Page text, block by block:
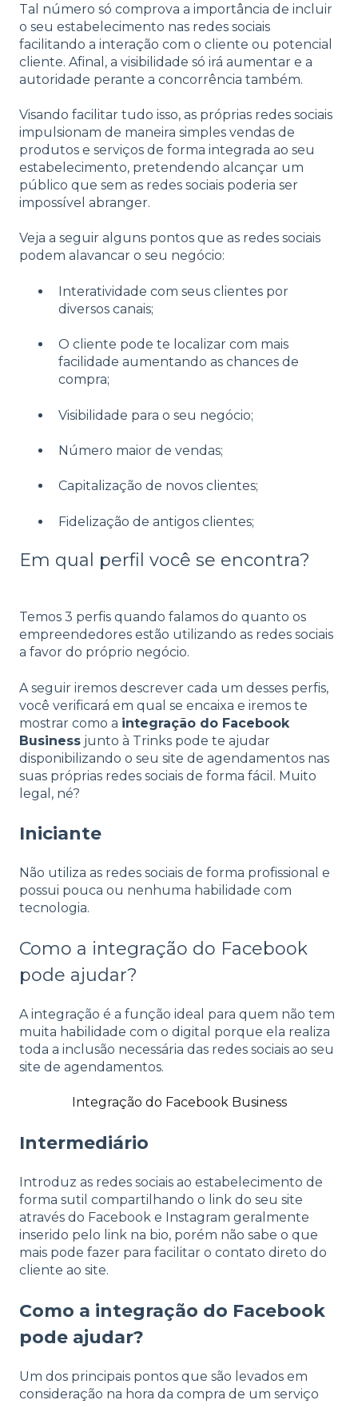
Tal número só comprova a importância de incluir
o seu estabelecimento nas redes sociais
facilitando a interação com o cliente ou potencial
cliente. Afinal, a visibilidade só irá aumentar e a
autoridade perante a concorrência também.
Visando facilitar tudo isso, as próprias redes sociais
impulsionam de maneira simples vendas de
produtos e serviços de forma integrada ao seu
estabelecimento, pretendendo alcançar um
público que sem as redes sociais poderia ser
impossível abranger.
Veja a seguir alguns pontos que as redes sociais
podem alavancar o seu negócio:
Interatividade com seus clientes por
diversos canais;
O cliente pode te localizar com mais
facilidade aumentando as chances de
compra;
Visibilidade para o seu negócio;
Número maior de vendas;
Capitalização de novos clientes;
Fidelização de antigos clientes;
Em qual perfil você se encontra?
Temos 3 perfis quando falamos do quanto os
empreendedores estão utilizando as redes sociais
a favor do próprio negócio.
A seguir iremos descrever cada um desses perfis,
você verificará em qual se encaixa e iremos te
mostrar como a integração do Facebook
Business junto à Trinks pode te ajudar
disponibilizando o seu site de agendamentos nas
suas próprias redes sociais de forma fácil. Muito
legal, né?
Iniciante
Não utiliza as redes sociais de forma profissional e
possui pouca ou nenhuma habilidade com
tecnologia.
Como a integração do Facebook
pode ajudar?
A integração é a função ideal para quem não tem
muita habilidade com o digital porque ela realiza
toda a inclusão necessária das redes sociais ao seu
site de agendamentos.
Integração do Facebook Business
Intermediário
Introduz as redes sociais ao estabelecimento de
forma sutil compartilhando o link do seu site
através do Facebook e Instagram geralmente
inserido pelo link na bio, porém não sabe o que
mais pode fazer para facilitar o contato direto do
cliente ao site.
Como a integração do Facebook
pode ajudar?
Um dos principais pontos que são levados em
consideração na hora da compra de um serviço